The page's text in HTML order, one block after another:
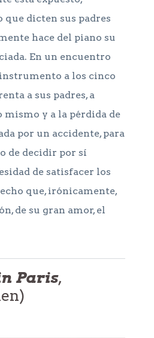
que dicten sus padres
hace del piano su
En un encuentro
a los cinco
a sus padres, a
mismo y a la pérdida de
por un accidente, para
de decidir por sí
de satisfacer los
que, irónicamente,
de su gran amor, el
Paris,